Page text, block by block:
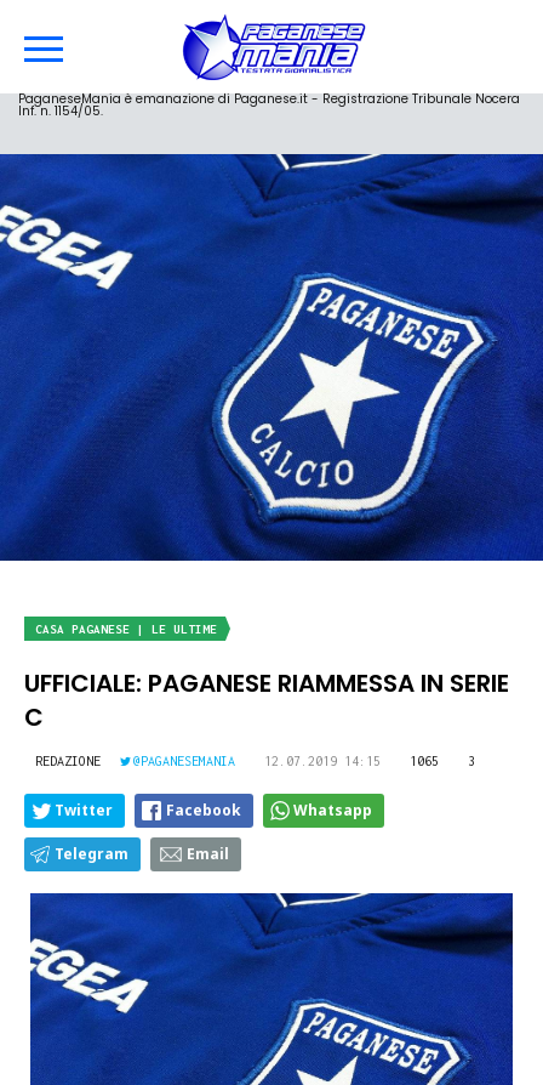
PaganeseMania è emanazione di Paganese.it - Registrazione Tribunale Nocera
Inf. n. 1154/05.
CASA PAGANESE | LE ULTIME
UFFICIALE: PAGANESE RIAMMESSA IN SERIE
C
REDAZIONE @PAGANESEMANIA 12.07.2019 14:15 1065 3
Twitter Facebook Whatsapp
Telegram Email